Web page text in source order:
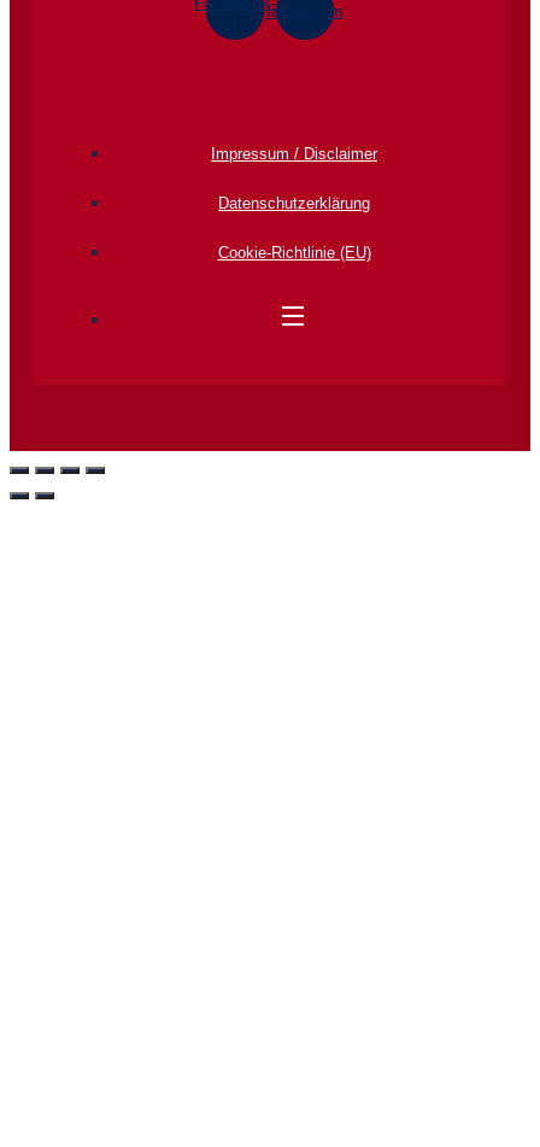
Instagram
Impressum / Disclaimer
Datenschutz­erklärung
Cookie-Richtlinie (EU)